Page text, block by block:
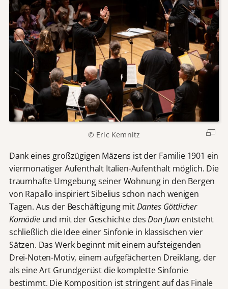
© Eric Kemnitz
Dank eines großzügigen Mäzens ist der Familie 1901 ein
viermonatiger Aufenthalt Italien-Aufenthalt möglich. Die
traumhafte Umgebung seiner Wohnung in den Bergen
von Rapallo inspiriert Sibelius schon nach wenigen
Tagen. Aus der Beschäftigung mitDantes Göttlicher
Komödieund mit der Geschichte desDon Juan entsteht
schließlich die Idee einer Sinfonie in klassischen vier
Sätzen. Das Werk beginnt mit einem aufsteigenden
Drei-Noten-Motiv, einem aufgefächerten Dreiklang, der
als eine Art Grundgerüst die komplette Sinfonie
bestimmt. Die Komposition ist stringent auf das Finale